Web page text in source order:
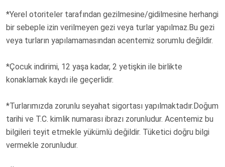
*Yerel otoriteler tarafından gezilmesine/gidilmesine herhangi
bir sebeple izin verilmeyen gezi veya turlar yapılmaz.Bu gezi
veya turların yapılamamasından acentemiz sorumlu değildir.
*Çocuk indirimi, 12 yaşa kadar, 2 yetişkin ile birlikte
konaklamak kaydı ile geçerlidir.
*Turlarımızda zorunlu seyahat sigortası yapılmaktadır.Doğum
tarihi ve T.C. kimlik numarası ibrazı zorunludur. Acentemiz bu
bilgileri teyit etmekle yükümlü değildir. Tüketici doğru bilgi
vermekle zorunludur.